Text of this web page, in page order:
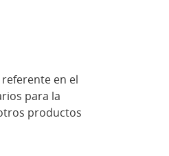
en el
para la
productos